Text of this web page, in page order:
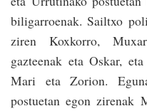
biliga­rroenak. Sailtxo
ziren Koxkorro,
gazteenak eta Oskar,
Mari eta Zorion.
postuetan egon zirenak